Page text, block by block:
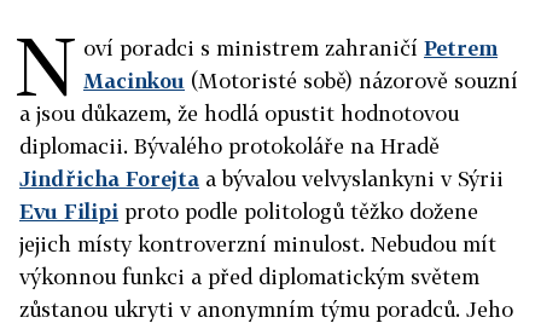
N oví poradci s ministrem zahraničí Petrem
Macinkou (Motoristé sobě) názorově souzní
a jsou důkazem, že hodlá opustit hodnotovou
diplomacii. Bývalého protokoláře na Hradě
Jindřicha Forejta a bývalou velvyslankyni v Sýrii
Evu Filipi proto podle politologů těžko dožene
jejich místy kontroverzní minulost. Nebudou mít
výkonnou funkci a před diplomatickým světem
zůstanou ukryti v anonymním týmu poradců. Jeho